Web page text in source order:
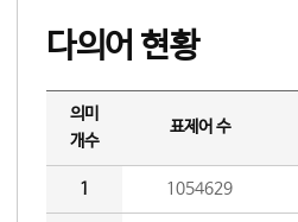
다의어 현황
의미
개수
표제어 수
1 1054629